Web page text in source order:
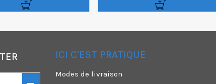
ICI C'EST PRATIQUE
Modes de livraison